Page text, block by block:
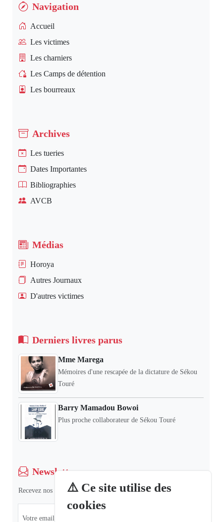
⚠️ Ce site utilise des
cookies
Navigation
Accueil
Les victimes
Les charniers
Les Camps de détention
Les bourreaux
Archives
Les tueries
Dates Importantes
Bibliographies
AVCB
Médias
Horoya
Autres Journaux
D'autres victimes
Derniers livres parus
Mme Marega
Mémoires d'une rescapée de la dictature de Sékou
Touré
Barry Mamadou Bowoi
Plus proche collaborateur de Sékou Touré
Newsletter
Recevez nos dernières informations et actualités.